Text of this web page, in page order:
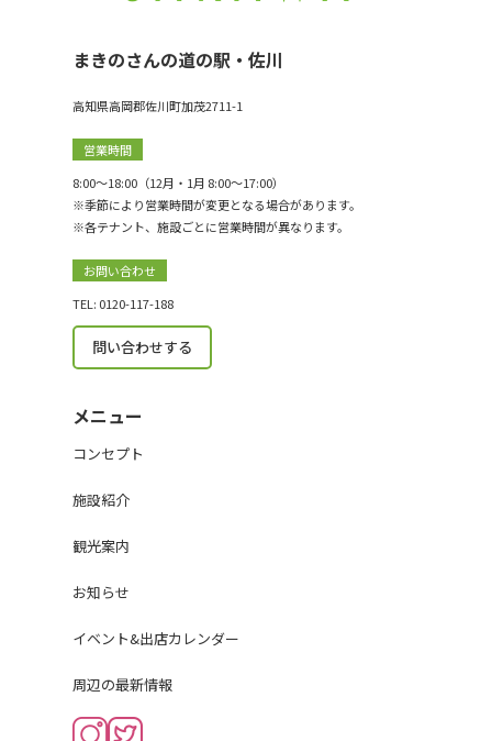
まきのさんの道の駅・佐川
高知県高岡郡佐川町加茂2711-1
営業時間
8:00〜18:00（12月・1月 8:00〜17:00）
※季節により営業時間が変更となる場合があります。
※各テナント、施設ごとに営業時間が異なります。
お問い合わせ
TEL: 0120-117-188
問い合わせする
メニュー
コンセプト
施設紹介
観光案内
お知らせ
イベント&出店カレンダー
周辺の最新情報